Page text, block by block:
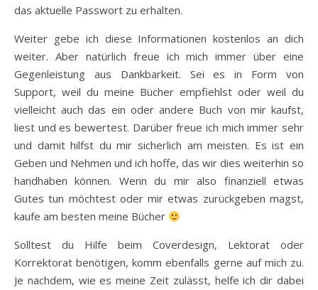
das aktuelle Passwort zu erhalten.
Weiter gebe ich diese Informationen kostenlos an dich
weiter. Aber natürlich freue ich mich immer über eine
Gegenleistung aus Dankbarkeit. Sei es in Form von
Support, weil du meine Bücher empfiehlst oder weil du
vielleicht auch das ein oder andere Buch von mir kaufst,
liest und es bewertest. Darüber freue ich mich immer sehr
und damit hilfst du mir sicherlich am meisten. Es ist ein
Geben und Nehmen und ich hoffe, das wir dies weiterhin so
handhaben können. Wenn du mir also finanziell etwas
Gutes tun möchtest oder mir etwas zurückgeben magst,
kaufe am besten meine Bücher
Solltest du Hilfe beim Coverdesign, Lektorat oder
Korrektorat benötigen, komm ebenfalls gerne auf mich zu.
Je nachdem, wie es meine Zeit zulässt, helfe ich dir dabei